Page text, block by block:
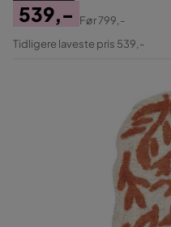
Pris
539,-
Original
Før799,-
Tidligere laveste pris 539,-